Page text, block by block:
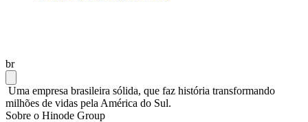
br
Uma empresa brasileira sólida, que faz história transformando
milhões de vidas pela América do Sul.
Sobre o Hinode Group